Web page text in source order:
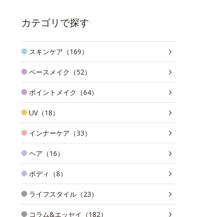
カテゴリで探す
スキンケア（169）
ベースメイク（52）
ポイントメイク（64）
UV（18）
インナーケア（33）
ヘア（16）
ボディ（8）
ライフスタイル（23）
コラム&エッセイ（182）